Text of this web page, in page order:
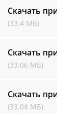
Скачать
(33.4 МБ)
Скачать
(33.06 МБ)
Скачать
(33.04 МБ)